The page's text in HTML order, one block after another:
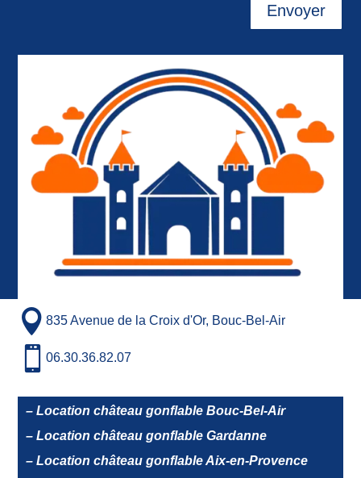
Envoyer
835 Avenue de la Croix d'Or, Bouc-Bel-Air
06.30.36.82.07
– Location château gonflable Bouc-Bel-Air
– Location château gonflable Gardanne
– Location château gonflable Aix-en-Provence